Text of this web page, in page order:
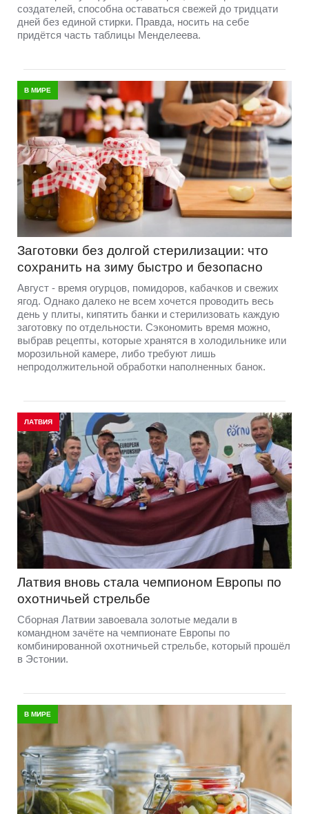
создателей, способна оставаться свежей до тридцати
дней без единой стирки. Правда, носить на себе
придётся часть таблицы Менделеева.
В МИРЕ
Заготовки без долгой стерилизации: что
сохранить на зиму быстро и безопасно
Август - время огурцов, помидоров, кабачков и свежих
ягод. Однако далеко не всем хочется проводить весь
день у плиты, кипятить банки и стерилизовать каждую
заготовку по отдельности. Сэкономить время можно,
выбрав рецепты, которые хранятся в холодильнике или
морозильной камере, либо требуют лишь
непродолжительной обработки наполненных банок.
ЛАТВИЯ
Латвия вновь стала чемпионом Европы по
охотничьей стрельбе
Сборная Латвии завоевала золотые медали в
командном зачёте на чемпионате Европы по
комбинированной охотничьей стрельбе, который прошёл
в Эстонии.
В МИРЕ